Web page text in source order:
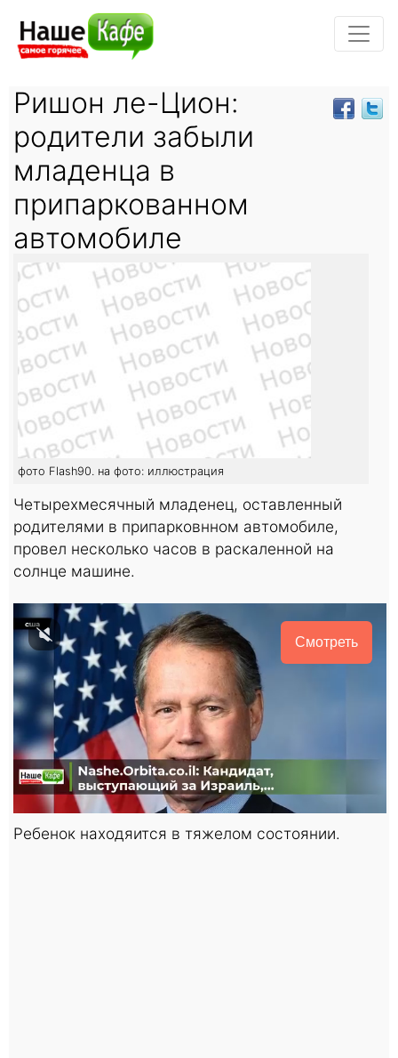
Ришон ле-Цион:
родители забыли
младенца в
припаркованном
автомобиле
фото Flash90. на фото: иллюстрация
Четырехмесячный младенец, оставленный
родителями в припарковнном автомобиле,
провел несколько часов в раскаленной на
солнце машине.
Смотреть
Ребенок находяится в тяжелом состоянии.